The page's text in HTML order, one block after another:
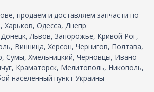
продаем и доставляем запчасти по
Харьков, Одесса, Днепр
Львов, Запорожье, Кривой Рог,
Винница, Херсон, Чернигов, Полтава,
Сумы, Хмельницкий, Черновцы, Ивано-
Краматорск, Мелитополь, Никополь,
населенный пункт Украины